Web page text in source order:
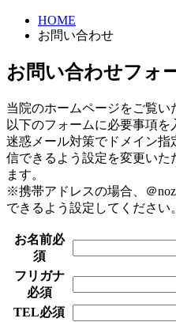
HOME
お問い合わせ
お問い合わせフォ
当院のホームページをご覧い
以下のフォームに必要事項を
迷惑メール対策でドメイン
信できるよう設定を変更いた
ます。
※携帯アドレスの場合、＠
できるよう設定してください。
お名前必
須
フリガナ
必須
TEL必須